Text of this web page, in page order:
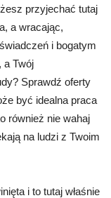
przyjechać tutaj
a wracając,
i bogatym
a Twój
Sprawdź oferty
być idealna praca
również nie wahaj
na ludzi z Twoim
i to tutaj właśnie